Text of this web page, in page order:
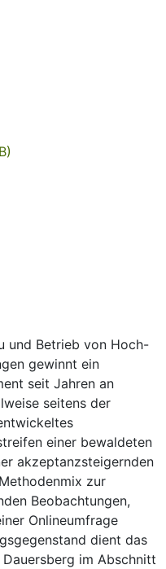
und Betrieb von Hoch-
gewinnt ein
seit Jahren an
seitens der
einer bewaldeten
akzeptanzsteigernden
zur
Beobachtungen,
Onlineumfrage
dient das
im Abschnitt